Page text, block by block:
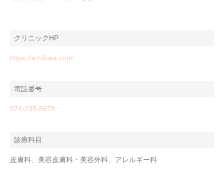
クリニックHP
https://a-hifuka.com/
電話番号
074-235-5678
診療科目
皮膚科、美容皮膚科・美容外科、アレルギー科